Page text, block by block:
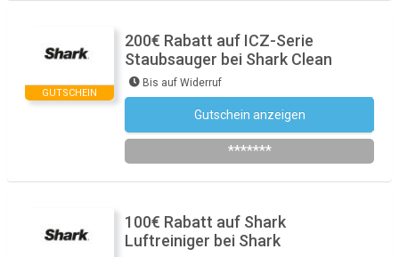
GUTSCHEIN
200€ Rabatt auf ICZ-Serie
Staubsauger bei Shark Clean
Bis auf Widerruf
Gutschein anzeigen
*******
100€ Rabatt auf Shark
Luftreiniger bei Shark